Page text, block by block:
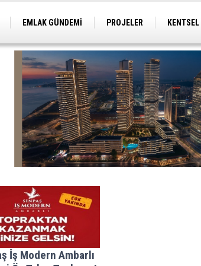
EMLAK GÜNDEMİ PROJELER
İş Modern Ambarlı